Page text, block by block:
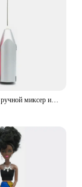
Электрический ручной миксер из нержавеющей стали, Легкий Блендер для выпечки и приготовления пищи